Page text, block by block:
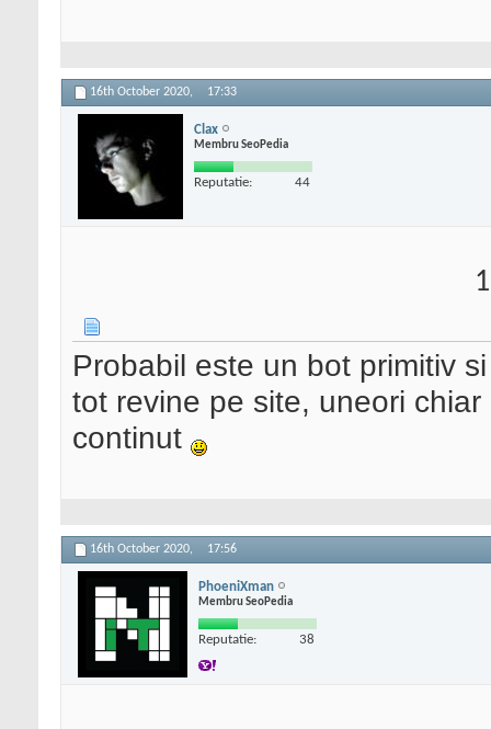
16th October 2020, 17:33
Clax
Membru SeoPedia
Reputatie: 44
Probabil este un bot primitiv
tot revine pe site, uneori
continut
16th October 2020, 17:56
PhoeniXman
Membru SeoPedia
Reputatie: 38